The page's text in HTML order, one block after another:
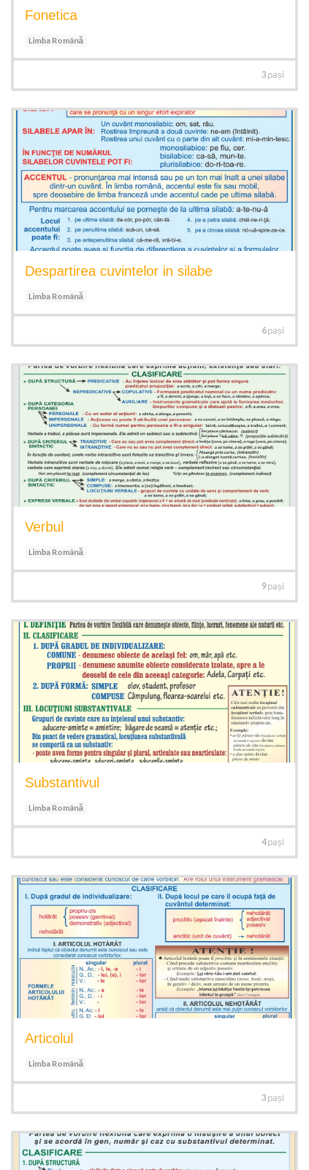
Fonetica
Limba Română
3pași
Despartirea cuvintelor in silabe
Limba Română
6pași
Verbul
Limba Română
9pași
Substantivul
Limba Română
4pași
Articolul
Limba Română
3pași